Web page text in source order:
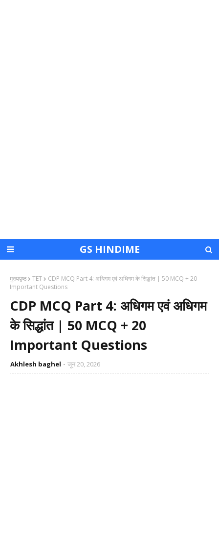
GS HINDIME
मुख्यपृष्ठ TET
CDP MCQ Part 4: अधिगम एवं अधिगम के सिद्धांत | 50 MCQ + 20
Important Questions
CDP MCQ Part 4: अधिगम एवं अधिगम
के सिद्धांत | 50 MCQ + 20
Important Questions
Akhlesh baghel जून 20, 2026